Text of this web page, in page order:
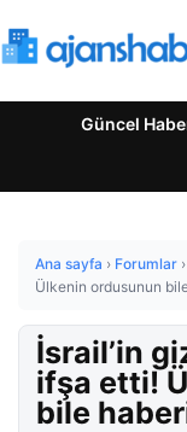
Güncel
Ana sayfa › Forumlar ›
Ülkenin ordusunun
İsrail’in
ifşa etti!
bile